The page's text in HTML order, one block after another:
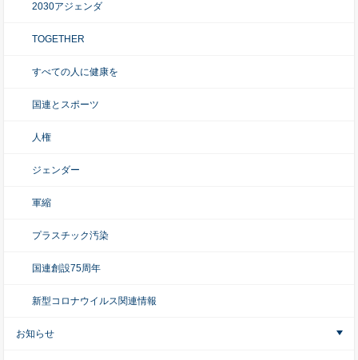
2030アジェンダ
TOGETHER
すべての人に健康を
国連とスポーツ
人権
ジェンダー
軍縮
プラスチック汚染
国連創設75周年
新型コロナウイルス関連情報
お知らせ